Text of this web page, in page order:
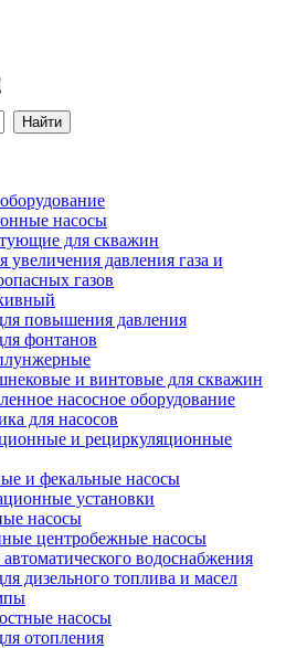
насосы
для скважин
увеличения давления газа и
газов
повышения давления
фонтанов
и винтовые для скважин
насосное оборудование
для насосов
и рециркуляционные
и фекальные насосы
установки
насосы
центробежные насосы
водоснабжения
дизельного топлива и масел
насосы
отопления